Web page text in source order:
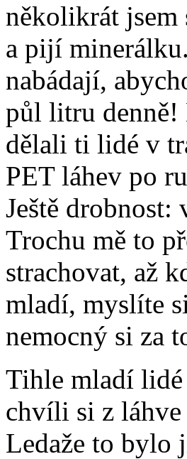
několikrát
a pijí
nabádají,
půl litru denně!
dělali ti lidé v
PET láhev po
Ještě
Trochu mě to
strachovat, až
mladí, myslíte
nemocný si za
Tihle mladí lidé
chvíli si z
Ledaže to bylo